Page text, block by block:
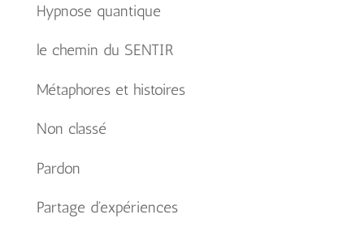
Hypnose quantique
le chemin du SENTIR
Métaphores et histoires
Non classé
Pardon
Partage d'expériences